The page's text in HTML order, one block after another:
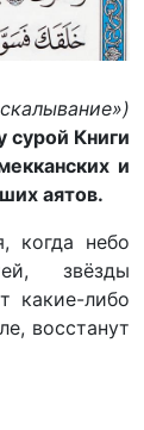
сурой Книги
и
аятов.
когда небо
звёзды
какие-либо
восстанут